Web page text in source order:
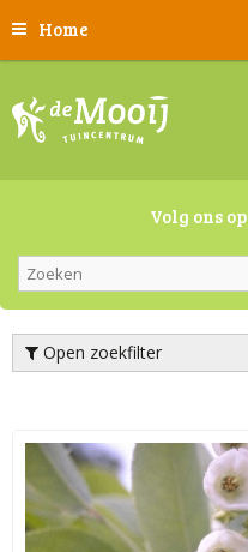
Home
Volg ons op
Open zoekfilter